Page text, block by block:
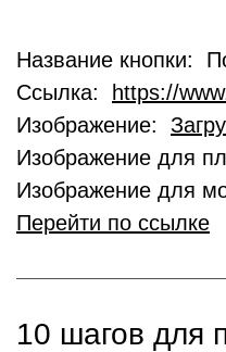
Название кнопки:
Ссылка:
https://
Изображение:
Изображение для
Изображение для
Перейти по ссылке
10 шагов для